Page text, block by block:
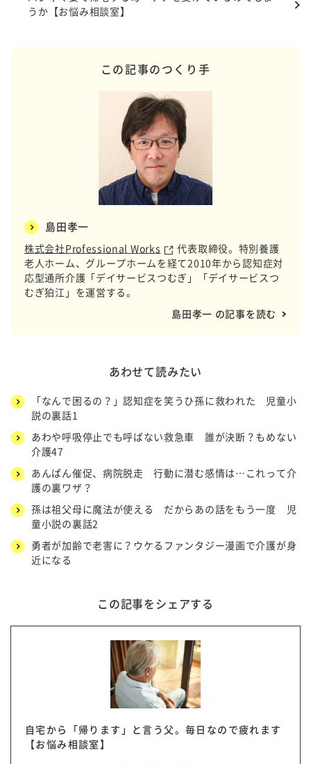
うか【お悩み相談室】
この記事のつくり手
島田孝一
株式会社Professional Works
代表取締役。特別養護
老人ホーム、グループホームを経て2010年から認知症対
応型通所介護「デイサービスつむぎ」「デイサービスつ
むぎ狛江」を運営する。
島田孝一 の記事を読む
あわせて読みたい
「なんで困るの？」認知症を笑うひ孫に救われた 児童小
説の裏話1
あわや呼吸停止でも呼ばない救急車 誰が決断？もめない
介護47
あんぱん催促、病院脱走 行動に潜む感情は…これって介
護の裏ワザ？
孫は祖父母に魔法が使える だからあの話をもう一度 児
童小説の裏話2
勇者が加齢で老害に？ウケるファンタジー漫画で介護が身
近になる
この記事をシェアする
自宅から「帰ります」と言う父。毎日なので疲れます
【お悩み相談室】